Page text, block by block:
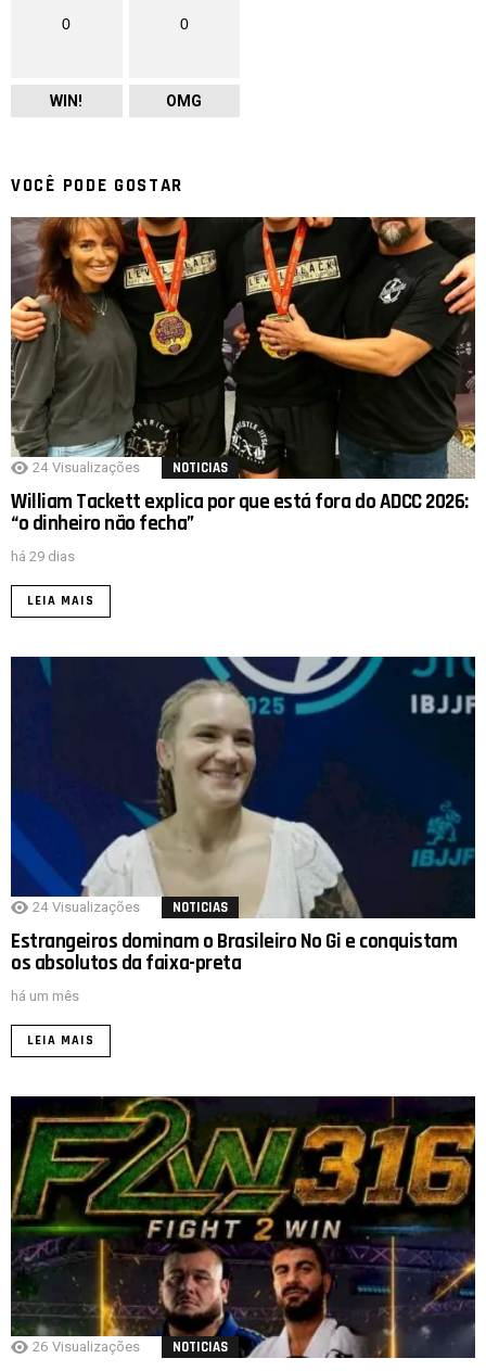
0
WIN!
0
OMG
VOCÊ PODE GOSTAR
24 Visualizações NOTICIAS
William Tackett explica por que está fora do ADCC 2026:
“o dinheiro não fecha”
há 29 dias
LEIA MAIS
24 Visualizações NOTICIAS
Estrangeiros dominam o Brasileiro No Gi e conquistam
os absolutos da faixa-preta
há um mês
LEIA MAIS
26 Visualizações NOTICIAS